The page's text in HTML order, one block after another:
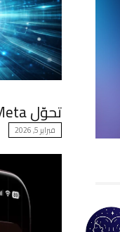
تحوّل Meta نحو الاشتراكات المدفوعة
فبراير 5, 2026